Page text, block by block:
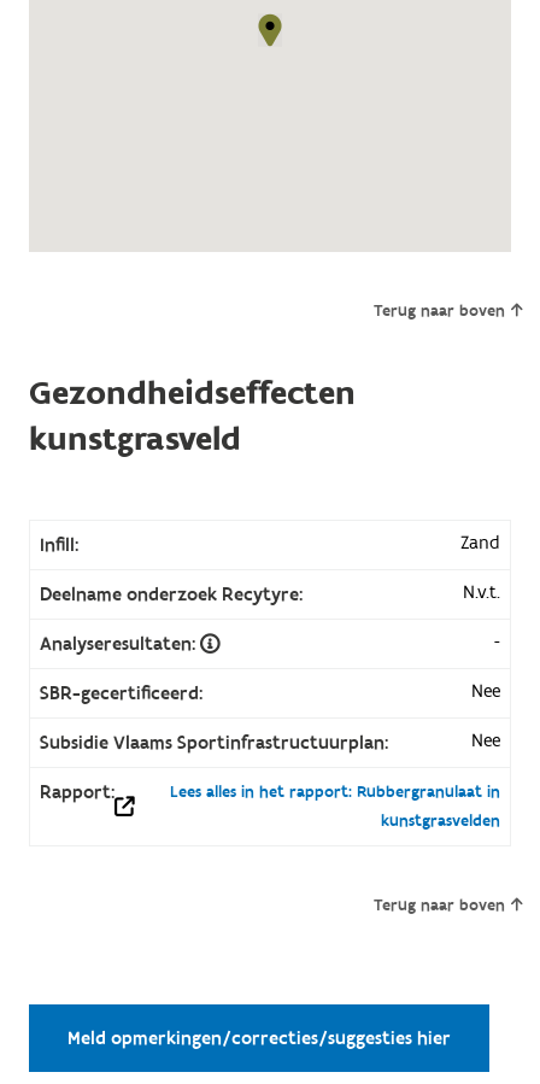
Terug naar boven
Gezondheidseffecten
kunstgrasveld
Infill: Zand
Deelname onderzoek Recytyre: N.v.t.
Analyseresultaten: -
SBR-gecertificeerd: Nee
Subsidie Vlaams Sportinfrastructuurplan: Nee
Rapport:
Lees alles in het rapport: Rubbergranulaat in
kunstgrasvelden
Terug naar boven
Meld opmerkingen/correcties/suggesties hier